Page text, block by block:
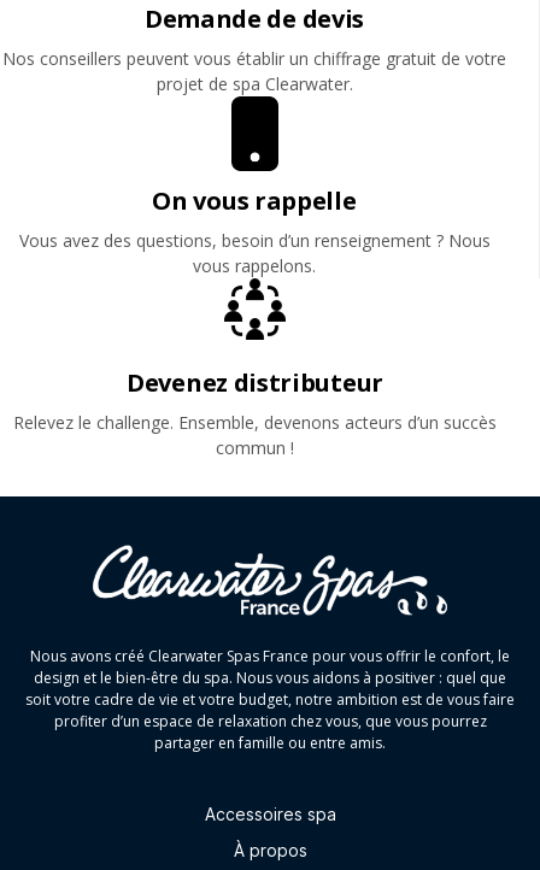
Demande de devis
Nos conseillers peuvent vous établir un chiffrage gratuit de votre
projet de spa Clearwater.
On vous rappelle
Vous avez des questions, besoin d’un renseignement ? Nous
vous rappelons.
Devenez distributeur
Relevez le challenge. Ensemble, devenons acteurs d’un succès
commun !
Nous avons créé Clearwater Spas France pour vous offrir le confort, le
design et le bien-être du spa. Nous vous aidons à positiver : quel que
soit votre cadre de vie et votre budget, notre ambition est de vous faire
profiter d’un espace de relaxation chez vous, que vous pourrez
partager en famille ou entre amis.
Accessoires spa
À propos